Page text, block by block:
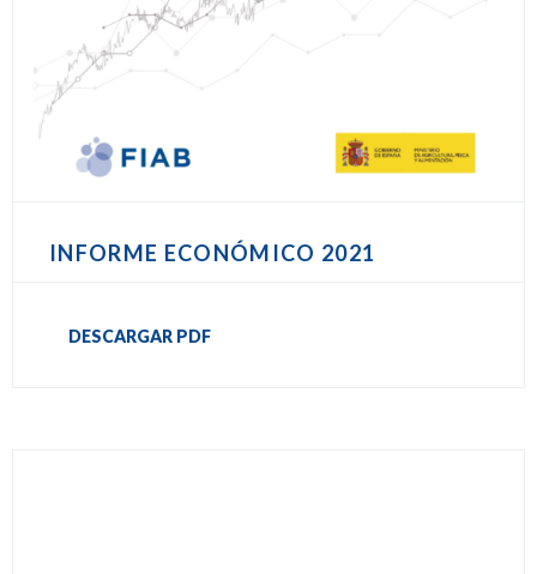
INFORME ECONÓMICO 2021
DESCARGAR PDF